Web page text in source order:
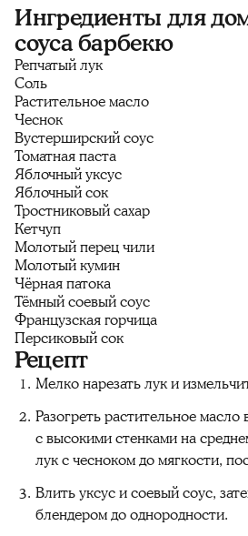
Ингредиенты для
соуса барбекю
Репчатый лук
Соль
Растительное масло
Чеснок
Вустерширский соус
Томатная паста
Яблочный уксус
Яблочный сок
Тростниковый сахар
Кетчуп
Молотый перец чили
Молотый кумин
Чёрная патока
Тёмный соевый соус
Французская горчица
Персиковый сок
Рецепт
Мелко нарезать лук и
Разогреть растительное масло
с высокими стенками на
лук с чесноком до мягкости,
Влить уксус и соевый соус,
блендером до однородности.